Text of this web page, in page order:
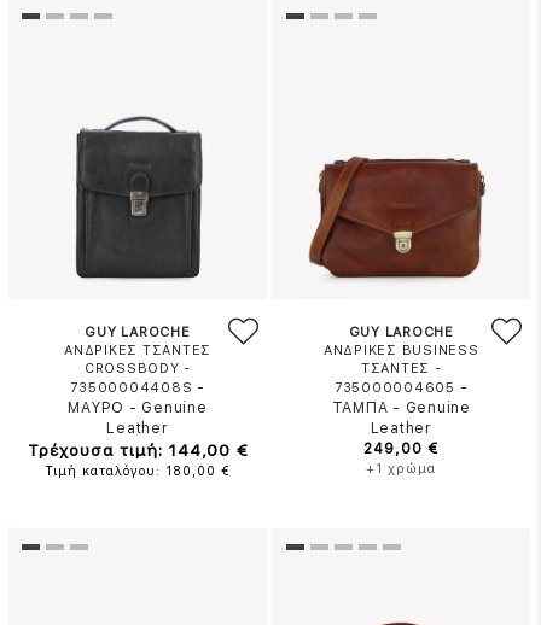
GUY LAROCHE
ΑΝΔΡΙΚΕΣ ΤΣΑΝΤΕΣ
CROSSBODY -
73500004408S -
ΜΑΥΡΟ - Genuine
Leather
Τρέχουσα τιμή: 144,00 €
Τιμή καταλόγου: 180,00 €
GUY LAROCHE
ΑΝΔΡΙΚΕΣ BUSINESS
ΤΣΑΝΤΕΣ -
735000004605 -
ΤΑΜΠΑ - Genuine
Leather
249,00 €
+1 χρώμα